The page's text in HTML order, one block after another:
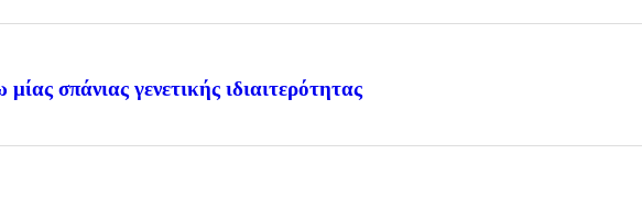
σπάνιας γενετικής ιδιαιτερότητας